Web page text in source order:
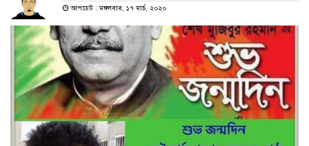
আপডেট : মঙ্গলবার, ১৭ মার্চ, ২০২০